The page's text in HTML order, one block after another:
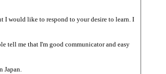
I would like to respond to your desire to learn. I
tell me that I'm good communicator and easy